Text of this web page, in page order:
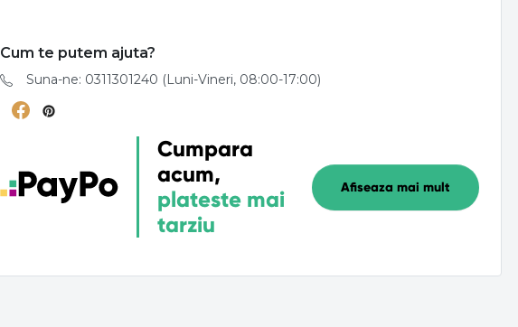
Cum te putem ajuta?
Suna-ne: 0311301240 (Luni-Vineri, 08:00-17:00)
Cumpara
acum,
plateste mai
tarziu
Afiseaza mai mult